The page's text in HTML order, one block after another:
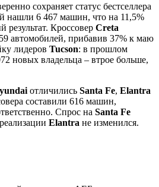
сохраняет статус бестселлера
нашли 6 467 машин, что на 11,5%
Кроссовер Creta
автомобилей, прибавив 37% к маю
лидеров Tucson: в прошлом
новых владельца – втрое больше,
отличились Santa Fe, Elantra
составили 616 машин,
Спрос на Santa Fe
Elantra не изменился.